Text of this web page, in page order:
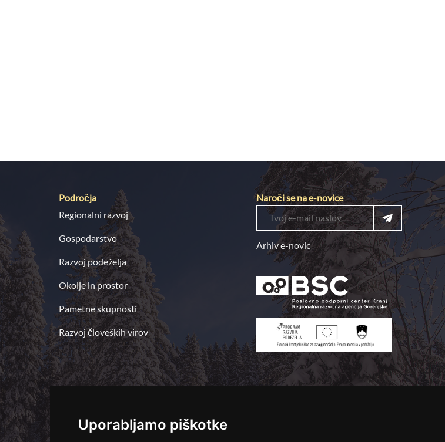
Uporabljamo piškotke
Področja
Regionalni razvoj
Gospodarstvo
Razvoj podeželja
Okolje in prostor
Pametne skupnosti
Razvoj človeških virov
Naroči se na e-novice
Arhiv e-novic